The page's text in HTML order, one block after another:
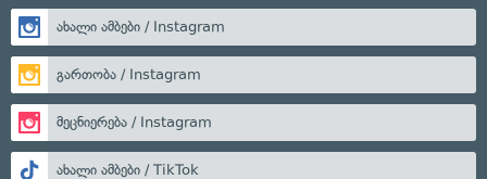
ახალი ამბები / Instagram
გართობა / Instagram
მეცნიერება / Instagram
ახალი ამბები / TikTok